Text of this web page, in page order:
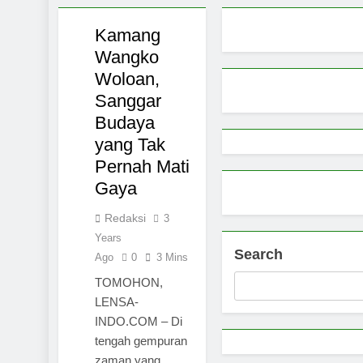
Pemprov
9 Months Ago
9 Months Ago
PROFIL
Kamang
Wangko
Woloan,
Sanggar
Budaya
yang Tak
Pernah Mati
Gaya
Redaksi
3
Years
Ago
0 3 Mins
TOMOHON,
LENSA-
INDO.COM – Di
tengah gempuran
zaman yang
Search